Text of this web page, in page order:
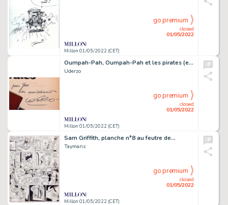
Millon 01/05/2022 (CET)
closed
01/05/2022
go premium
Oumpah-Pah, Oumpah-Pah et les pirates (eo belge…
Uderzo
Millon 01/05/2022 (CET)
closed
01/05/2022
go premium
Sam Griffith, planche n°8 au feutre de…
Taymans
Millon 01/05/2022 (CET)
closed
01/05/2022
go premium